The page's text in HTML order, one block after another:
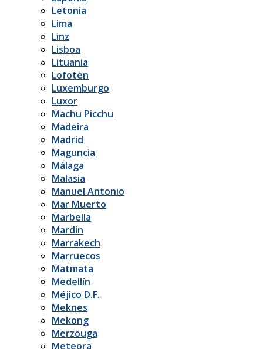
Letonia
Lima
Linz
Lisboa
Lituania
Lofoten
Luxemburgo
Luxor
Machu Picchu
Madeira
Madrid
Maguncia
Málaga
Malasia
Manuel Antonio
Mar Muerto
Marbella
Mardin
Marrakech
Marruecos
Matmata
Medellín
Méjico D.F.
Meknes
Mekong
Merzouga
Meteora